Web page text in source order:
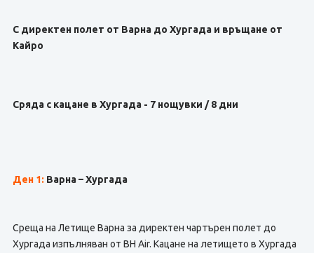
С директен полет от Варна до Хургада и връщане от
Кайро
Сряда с кацане в Хургада - 7 нощувки / 8 дни
Ден 1: Варна – Хургада
Среща на Летище Варна за директен чартърен полет до
Хургада изпълняван от BH Air. Кацане на летището в Хургада